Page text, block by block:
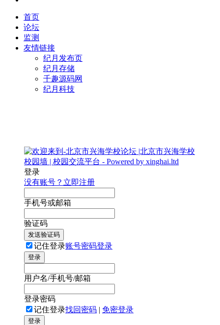
首页
论坛
监测
友情链接
纪月发布页
纪月存储
千趣源码网
纪月科技
登录
没有账号？立即注册
手机号或邮箱
验证码
发送验证码
记住登录账号密码登录
登录
用户名/手机号/邮箱
登录密码
记住登录找回密码 | 免密登录
登录